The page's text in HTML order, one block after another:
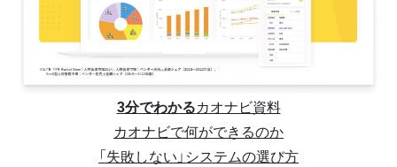
3分でわかるカオナビ資料
カオナビで何ができるのか
「失敗しない」システムの選び方